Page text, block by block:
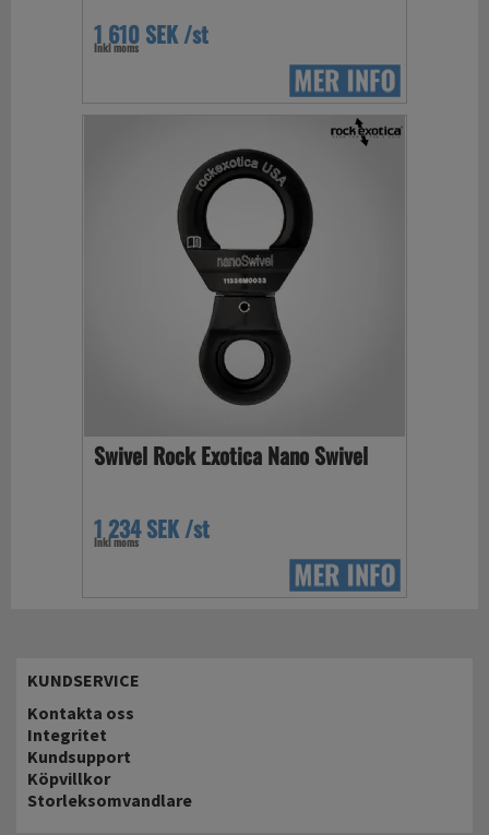
1 610 SEK /st
Inkl moms
Swivel Rock Exotica Nano Swivel
1 234 SEK /st
Inkl moms
KUNDSERVICE
Kontakta oss
Integritet
Kundsupport
Köpvillkor
Storleksomvandlare